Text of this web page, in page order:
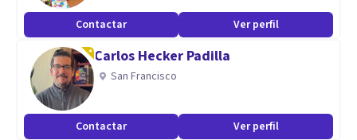
Contactar Ver perfil
Carlos Hecker Padilla
San Francisco
Contactar Ver perfil